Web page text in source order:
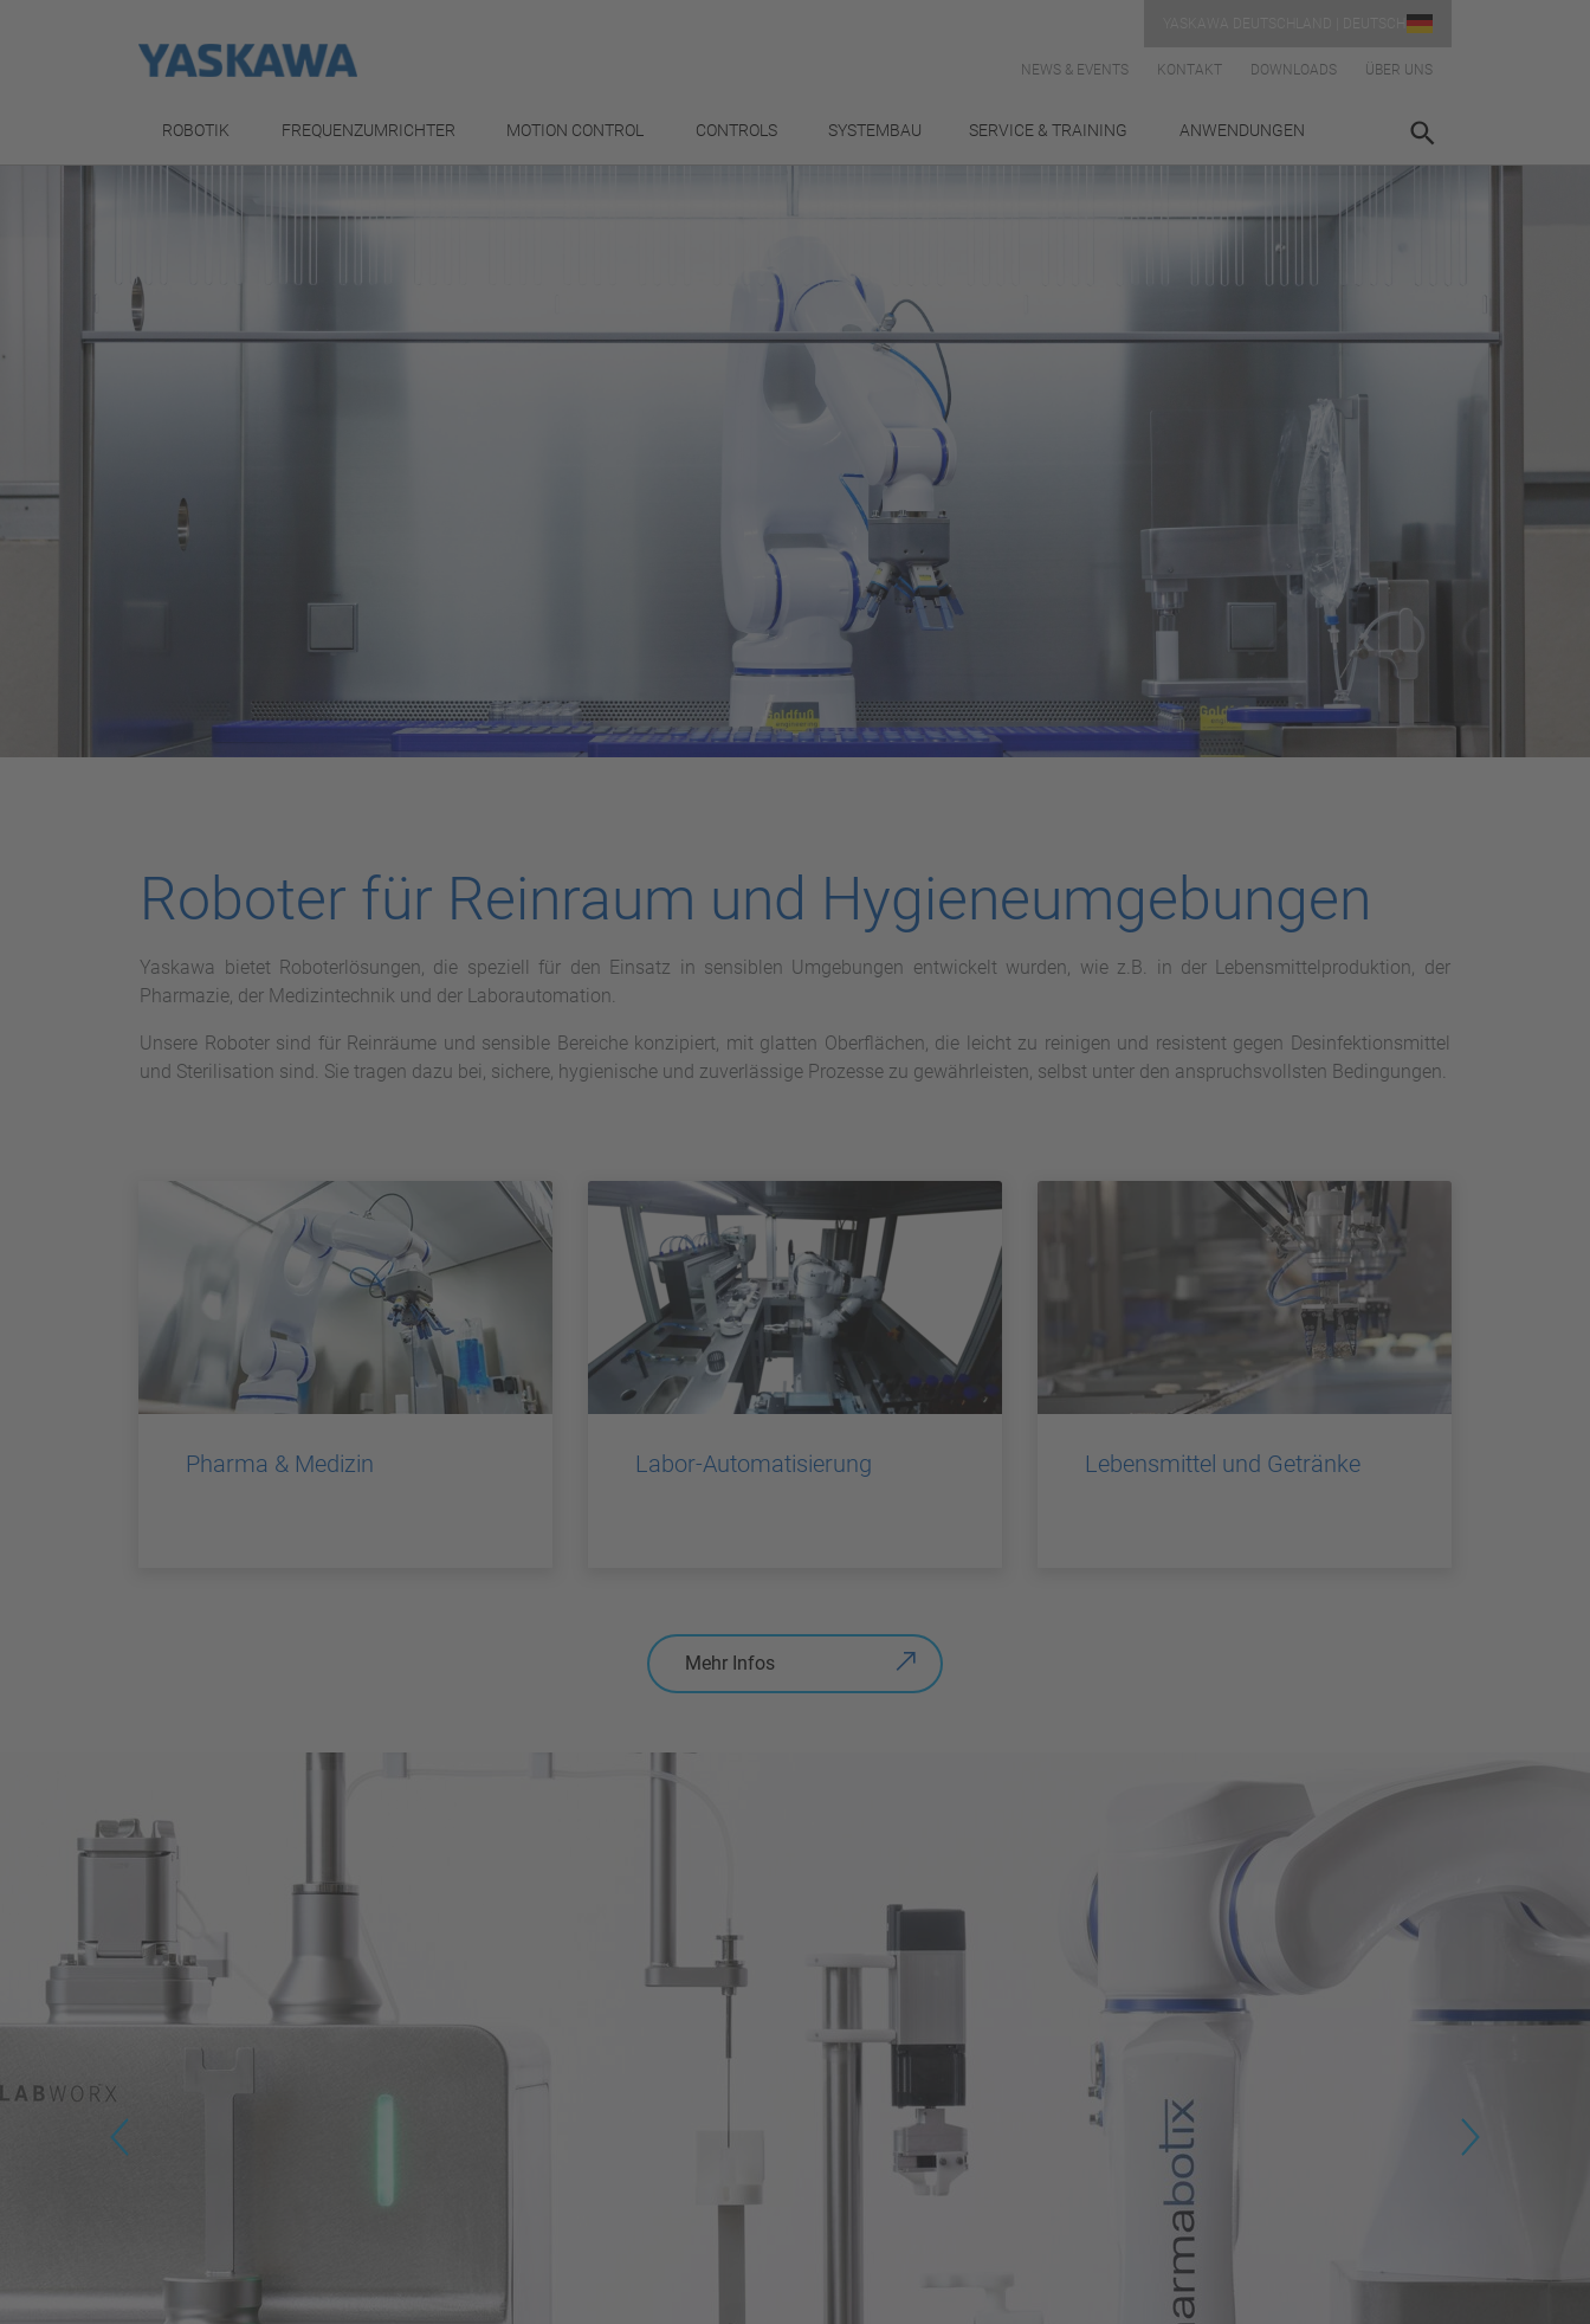
NEWS & EVENTS KONTAKT DOWNLOADS ÜBER UNS
ROBOTIK FREQUENZUMRICHTER MOTION CONTROL CONTROLS SYSTEMBAU SERVICE & TRAINING ANWENDUNGEN
Roboter für Reinraum und Hygieneumgebungen
Yaskawa bietet Roboterlösungen, die speziell für den Einsatz in sensiblen Umgebungen entwickelt wurden, wie z.B. in der Lebensmittelproduktion, der
Pharmazie, der Medizintechnik und der Laborautomation.
Unsere Roboter sind für Reinräume und sensible Bereiche konzipiert, mit glatten Oberflächen, die leicht zu reinigen und resistent gegen Desinfektionsmittel
und Sterilisation sind. Sie tragen dazu bei, sichere, hygienische und zuverlässige Prozesse zu gewährleisten, selbst unter den anspruchsvollsten Bedingungen.
Pharma & Medizin Labor-Automatisierung Lebensmittel und Getränke
Mehr Infos
Previous Next